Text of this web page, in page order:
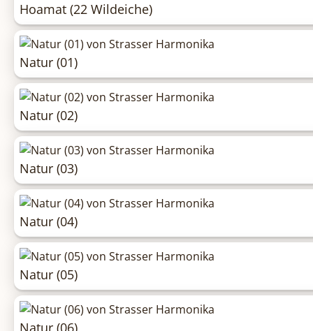
Hoamat (22 Wildeiche)
Natur (01)
Natur (02)
Natur (03)
Natur (04)
Natur (05)